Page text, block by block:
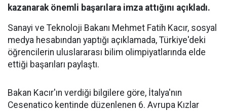
kazanarak önemli başarılara imza attığını açıkladı.
Sanayi ve Teknoloji Bakanı Mehmet Fatih Kacır, sosyal
medya hesabından yaptığı açıklamada, Türkiye'deki
öğrencilerin uluslararası bilim olimpiyatlarında elde
ettiği başarıları paylaştı.
Bakan Kacır'ın verdiği bilgilere göre, İtalya'nın
Cesenatico kentinde düzenlenen 6. Avrupa Kızlar